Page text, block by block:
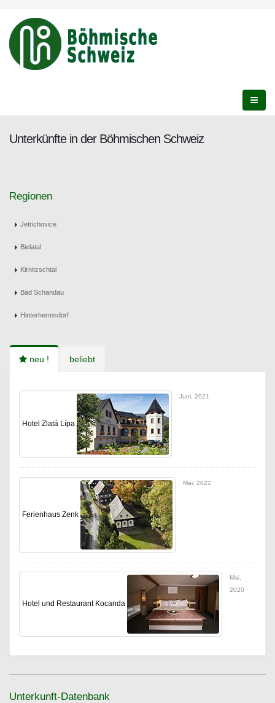
Unterkünfte in der Böhmischen Schweiz
Regionen
Jetrichovice
Bielatal
Kirnitzschtal
Bad Schandau
Hinterhermsdorf
neu ! beliebt
Hotel Zlatá Lípa
Juni, 2021
Ferienhaus Zenk
Mai, 2022
Hotel und Restaurant Kocanda
Mai,
2020
Unterkunft-Datenbank